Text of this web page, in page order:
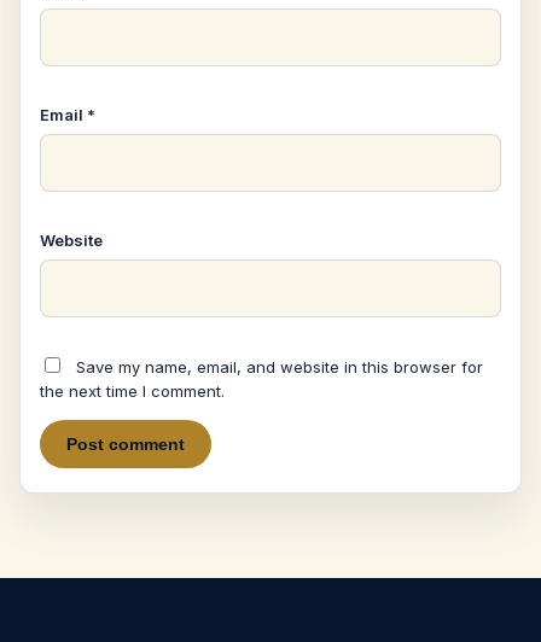
Email *
Website
Save my name, email, and website in this browser for
the next time I comment.